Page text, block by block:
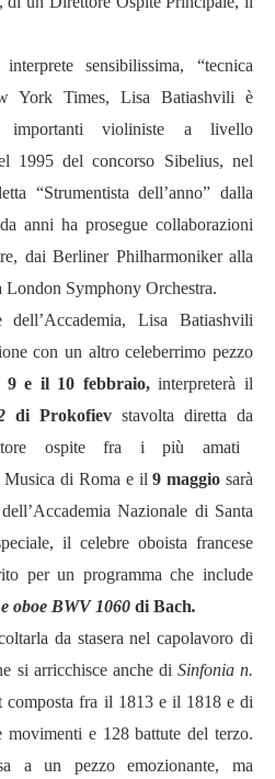
sensibilissima, “tecnica
York Times, Lisa Batiashvili è
violiniste a livello
1995 del concorso Sibelius, nel
“Strumentista dell’anno”dalla
anni ha prosegue collaborazioni
dai Berliner Philharmonikeralla
London Symphony Orchestra.
Lisa Batiashvili
con un altro celeberrimo pezzo
9 e il 10 febbraio,interpreterà il
di Prokofiev stavolta diretta da
ospite fra i più amati
Musica di Roma e il9 maggiosarà
Nazionale di Santa
il celebre oboista francese
per un programma che include
oboe BWV 1060 di Bach.
da stasera nel capolavoro di
si arricchisce anche di Sinfonia n.
composta fra il 1813 e il 1818 e di
e 128 battute del terzo.
a un pezzo emozionante, ma